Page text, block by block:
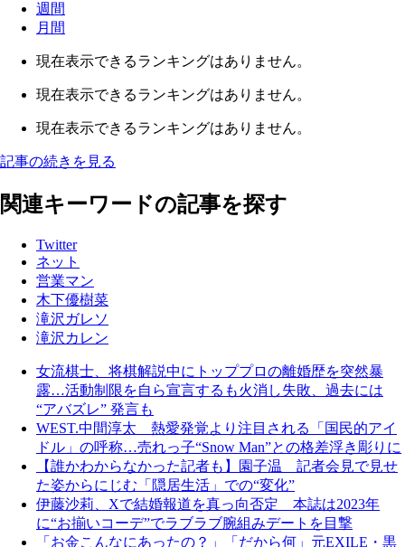
週間
月間
現在表示できるランキングはありません。
現在表示できるランキングはありません。
現在表示できるランキングはありません。
記事の続きを見る
関連キーワードの記事を探す
Twitter
ネット
営業マン
木下優樹菜
滝沢ガレソ
滝沢カレン
女流棋士、将棋解説中にトッププロの離婚歴を突然暴
露…活動制限を自ら宣言するも火消し失敗、過去には
“アバズレ” 発言も
WEST.中間淳太 熱愛発覚より注目される「国民的アイ
ドル」の呼称…売れっ子“Snow Man”との格差浮き彫りに
【誰かわからなかった記者も】園子温 記者会見で見せ
た姿からにじむ「隠居生活」での“変化”
伊藤沙莉、Xで結婚報道を真っ向否定 本誌は2023年
に“お揃いコーデ”でラブラブ腕組みデートを目撃
「お金こんなにあったの？」「だから何」元EXILE・黒